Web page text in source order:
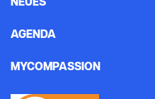
NEUES
AGENDA
MYCOMPASSION